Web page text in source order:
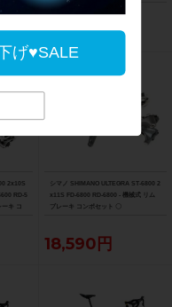
げ♥SALE
ンポセット 〇
9,790円
2x10S
RD-5
キ コ
シマノ SHIMANO ULTEGRA ST-6800 2
x11S FD-6800 RD-6800 - 機械式 リム
ブレーキ コンポセット 〇
18,590円